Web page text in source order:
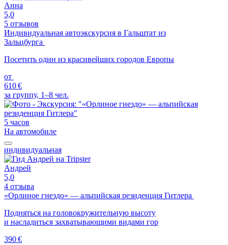
Анна
5,0
5 отзывов
Индивидуальная автоэкскурсия в Гальштат из
Зальцбурга
Посетить один из красивейших городов Европы
от
610 €
за группу, 1–8 чел.
5 часов
На автомобиле
индивидуальная
Андрей
5,0
4 отзыва
«Орлиное гнездо» — альпийская резиденция Гитлера
Подняться на головокружительную высоту
и насладиться захватывающими видами гор
390 €